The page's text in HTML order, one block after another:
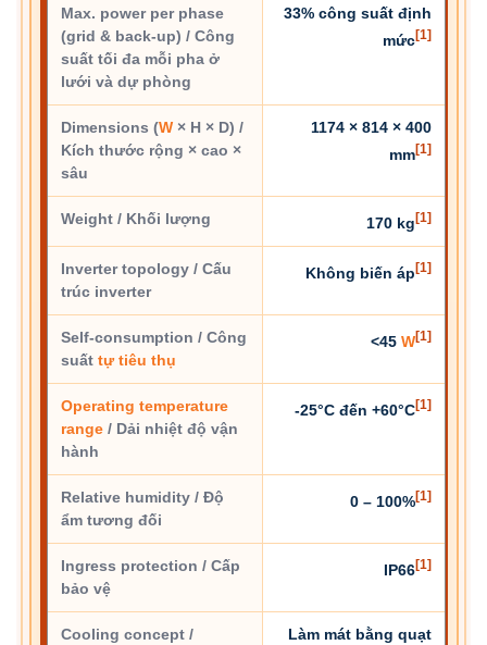
Max. power per phase
(grid & back-up) / Công
suất tối đa mỗi pha ở
lưới và dự phòng
33% công suất định
mức[1]
Dimensions (W× H × D) /
Kích thước rộng × cao ×
sâu
1174 × 814 × 400
mm[1]
Weight / Khối lượng 170 kg [1]
Inverter topology / Cấu
trúc inverter
Không biến áp [1]
Self-consumption / Công
suất tự tiêu thụ
<45 W[1]
Operating temperature
range/ Dải nhiệt độ vận
hành
-25°C đến +60°C[1]
Relative humidity / Độ
ẩm tương đối
0 – 100%[1]
Ingress protection / Cấp
bảo vệ
IP66[1]
Cooling concept /
Làm mát bằng quạt